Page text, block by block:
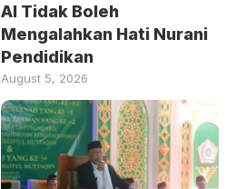
AI Tidak Boleh
Mengalahkan Hati Nurani
Pendidikan
August 5, 2026